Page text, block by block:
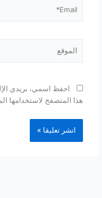
احفظ اسمي، بريدي
هذا المتصفح لاستخدامها